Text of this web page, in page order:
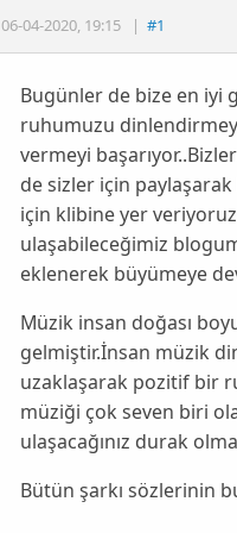
06-04-2020, 19:15 | #1
Bugünler de bize en iyi
ruhumuzu
vermeyi
de sizler için
için klibine yer
ulaşabileceğimiz
eklenerek büyümeye
Müzik insan doğası
gelmiştir.İnsan müzik
uzaklaşarak pozitif bir
müziği çok seven biri
ulaşacağınız durak
Bütün şarkı sözlerinin